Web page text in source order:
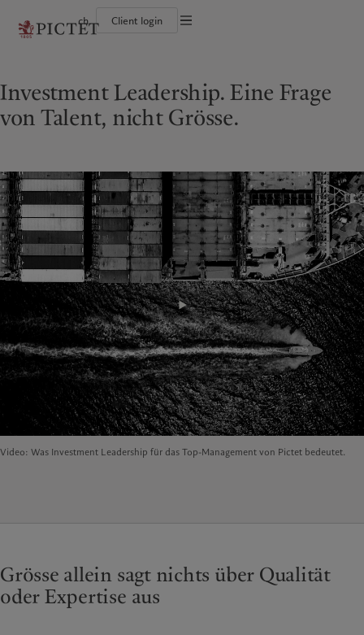
ch Client login
Unternehmensratings
Diversität, Gleichstellung und Inklusion
Karrieremöglichkeiten
Collection Pictet
Institutionelle Anleger
Alternative Anlagen
Asset Services
Beyond markets
Den Newsletter abonnieren
Klimaaktionsplan
Grundsätze für Klimainvestments
Nachhaltigkeits-Governance
Group Foundation
Nordamerika
Canada (en)|Canada (fr)
United States
Asien
Hong Kong SAR|香港特別行政區|
香港特别行政区
日本
Singapore|新加坡
Taiwan|台灣
Europa
Belgique
Deutschland
España
Italy
Luxembourg (fr)|Luxembourg
(en)|Luxemburg (de)
Monaco (en)|Monaco (fr)
Nahost
Israel
United Arab Emirates
Wer wir sind
Die Teilhaber der Pictet-Gruppe
Unternehmensratings
Diversität, Gleichstellung und
Inklusion
Karrieremöglichkeiten
Collection Pictet
Campus Pictet de Rochemont
Für wen wir tätig sind
Finanzinstitute und Intermediäre
Institutionelle Anleger
Was wir anbieten
Wealth Management
Asset Management
Alternative Anlagen
Asset Services
Insights
Latest insights
Markets
Beyond markets
Den Newsletter abonnieren
Nachhaltigkeits-Governance
Group Foundation
Investment Leadership. Eine Frage
von Talent, nicht Grösse.
Video: Was Investment Leadership für das Top-Management von Pictet bedeutet.
Grösse allein sagt nichts über Qualität
oder Expertise aus